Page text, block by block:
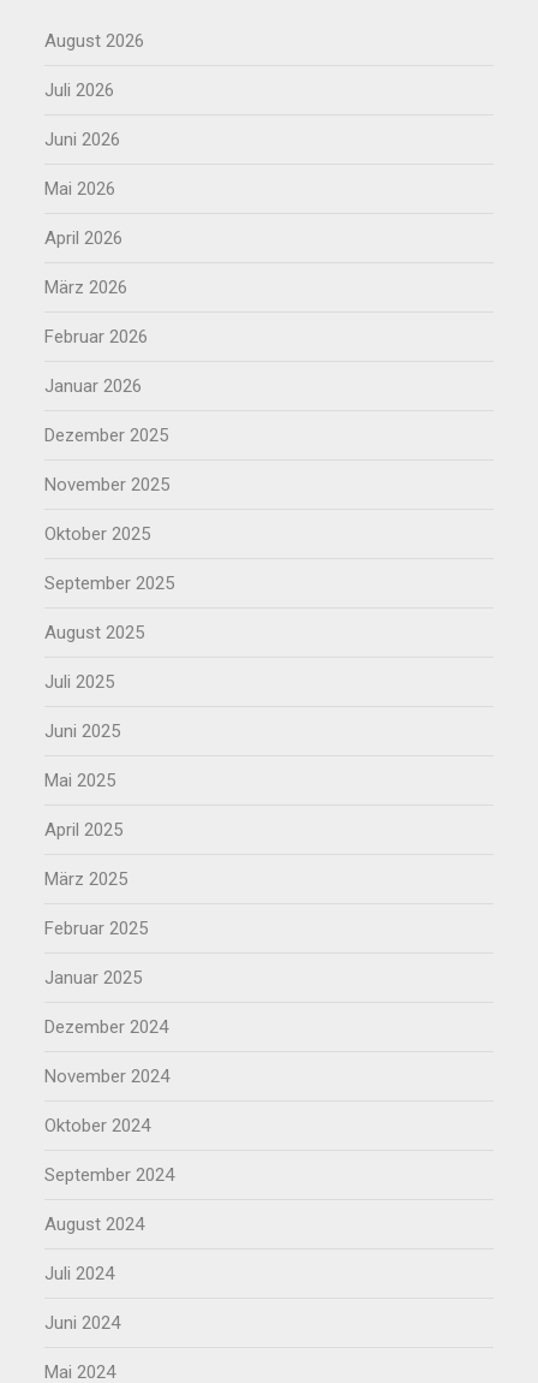
August 2026
Juli 2026
Juni 2026
Mai 2026
April 2026
März 2026
Februar 2026
Januar 2026
Dezember 2025
November 2025
Oktober 2025
September 2025
August 2025
Juli 2025
Juni 2025
Mai 2025
April 2025
März 2025
Februar 2025
Januar 2025
Dezember 2024
November 2024
Oktober 2024
September 2024
August 2024
Juli 2024
Juni 2024
Mai 2024